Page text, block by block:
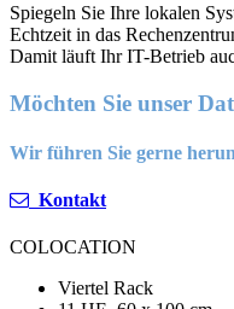
Spiegeln Sie Ihre lokalen
Echtzeit in das
Damit läuft Ihr IT-Betrieb
Möchten Sie unser
Wir führen Sie gerne
Kontakt
COLOCATION
Viertel Rack